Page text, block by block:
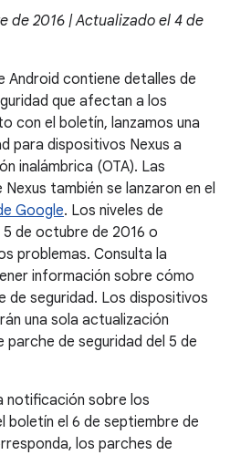
de 2016 | Actualizado el 4 de
Android contiene detalles de
que afectan a los
con el boletín, lanzamos una
para dispositivos Nexus a
inalámbrica (OTA). Las
también se lanzaron en el
Google. Los niveles de
de octubre de 2016 o
problemas. Consulta la
información sobre cómo
de seguridad. Los dispositivos
una sola actualización
parche de seguridad del 5 de
notificación sobre los
boletín el 6 de septiembre de
los parches de